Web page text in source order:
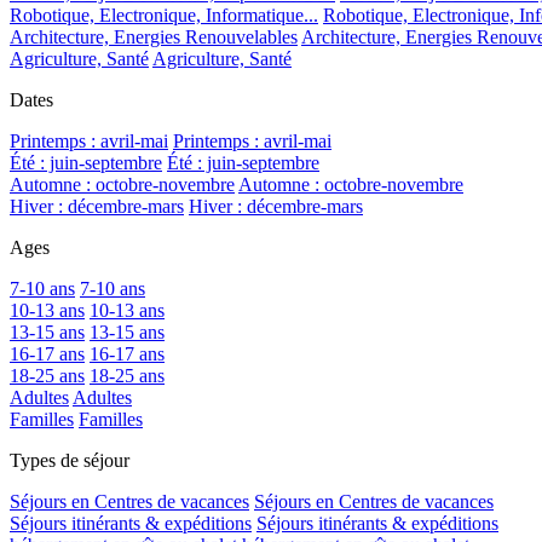
Robotique, Electronique, Informatique... Robotique, Electronique,
Architecture, Energies Renouvelables Architecture, Energies
Agriculture, Santé Agriculture, Santé
Dates
Printemps : avril-mai Printemps : avril-mai
Été : juin-septembre Été : juin-septembre
Automne : octobre-novembre Automne : octobre-novembre
Hiver : décembre-mars Hiver : décembre-mars
Ages
7-10 ans 7-10 ans
10-13 ans 10-13 ans
13-15 ans 13-15 ans
16-17 ans 16-17 ans
18-25 ans 18-25 ans
Adultes Adultes
Familles Familles
Types de séjour
Séjours en Centres de vacances Séjours en Centres de vacances
Séjours itinérants & expéditions Séjours itinérants & expéditions